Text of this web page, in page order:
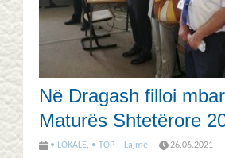
Në Dragash filloi
Maturës Shtetërore
• LOKALE, • TOP – Lajme 26.06.2021